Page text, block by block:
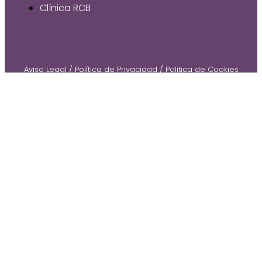
Clínica RCB
Aviso Legal / Política de Privacidad / Política de Cookies